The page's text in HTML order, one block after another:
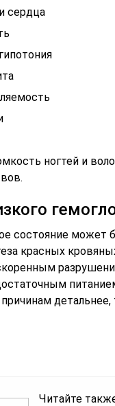
сердца
ногтей и
состояние может
красных
Читайте